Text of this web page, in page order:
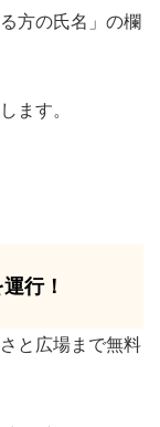
方の氏名」の欄
ます。
行！
と広場まで無料